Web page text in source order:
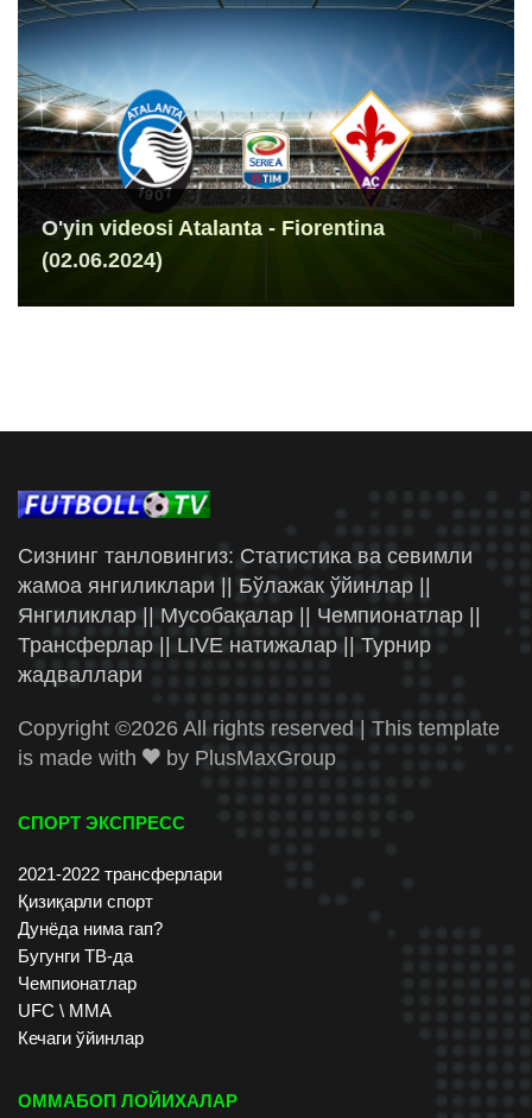
O'yin videosi Atalanta - Fiorentina
(02.06.2024)
Сизнинг танловингиз: Статистика ва севимли
жамоа янгиликлари || Бўлажак ўйинлар ||
Янгиликлар || Мусобақалар || Чемпионатлар ||
Трансферлар || LIVE натижалар || Турнир
жадваллари
Copyright ©2026 All rights reserved | This template
is made with
by PlusMaxGroup
СПОРТ ЭКСПРЕСС
2021-2022 трансферлари
Қизиқарли спорт
Дунёда нима гап?
Бугунги ТВ-да
Чемпионатлар
UFC \ ММА
Кечаги ўйинлар
ОММАБОП ЛОЙИХАЛАР